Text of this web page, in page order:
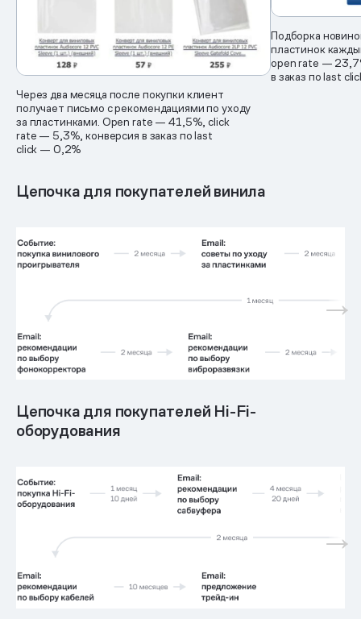
Через два месяца после покупки клиент
получает письмо с рекомендациями по уходу
за пластинками. Open rate — 41,5%, click
rate — 5,3%, конверсия в заказ по last
click — 0,2%
Подборка
пластинок
open rate —
в заказ по last
Цепочка для покупателей винила
Цепочка для покупателей Hi-Fi-
оборудования